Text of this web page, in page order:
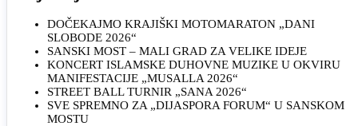
DOČEKAJMO KRAJIŠKI MOTOMARATON „DANI
SLOBODE 2026“
SANSKI MOST – MALI GRAD ZA VELIKE IDEJE
KONCERT ISLAMSKE DUHOVNE MUZIKE U OKVIRU
MANIFESTACIJE „MUSALLA 2026“
STREET BALL TURNIR „SANA 2026“
SVE SPREMNO ZA „DIJASPORA FORUM“ U SANSKOM
MOSTU